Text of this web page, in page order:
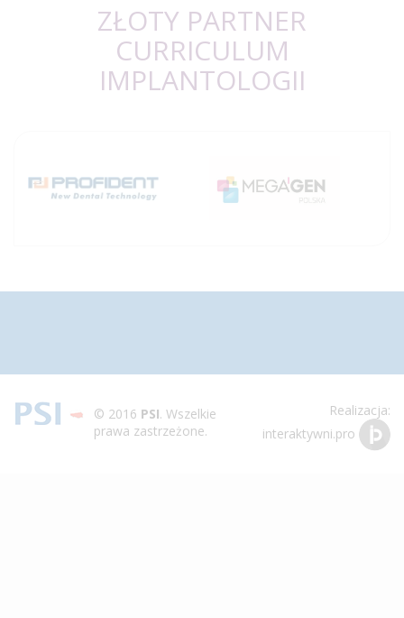
ZŁOTY PARTNER
CURRICULUM
IMPLANTOLOGII
© 2016 PSI. Wszelkie
prawa zastrzeżone.
Realizacja:
interaktywni.pro